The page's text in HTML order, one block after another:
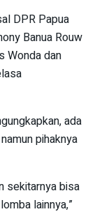
DPR Papua
Banua Rouw
Wonda dan
ada
pihaknya
sekitarnya bisa
lainnya,”